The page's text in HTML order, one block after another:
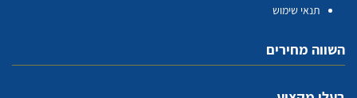
תנאי שימוש
השווה מחירים